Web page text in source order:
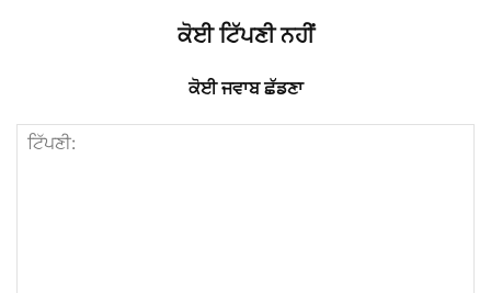
ਕੋਈ ਟਿੱਪਣੀ ਨਹੀਂ
ਕੋਈ ਜਵਾਬ ਛੱਡਣਾ